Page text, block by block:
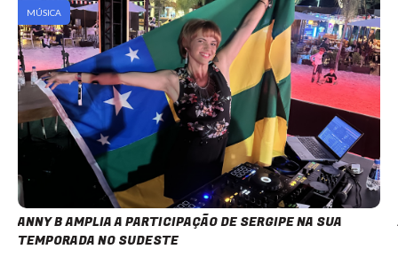
MÚSICA
ANNY B AMPLIA A PARTICIPAÇÃO DE SERGIPE NA SUA
TEMPORADA NO SUDESTE